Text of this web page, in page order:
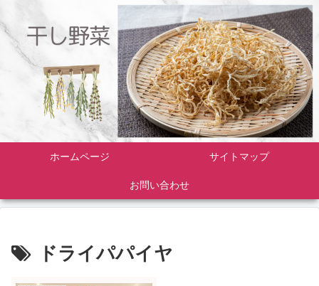
ホームページ サイトマップ
お問い合わせ
ドライパパイヤ